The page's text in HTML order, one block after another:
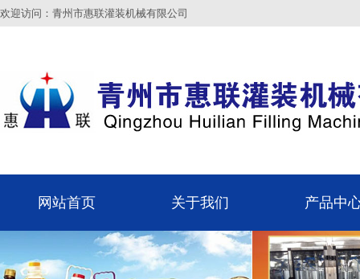
欢迎访问：青州市惠联灌装机械有限公司
网站首页 关于我们 产品中